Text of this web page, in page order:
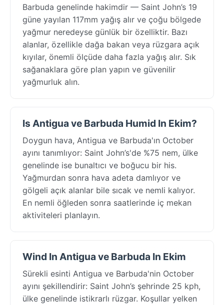
Barbuda genelinde hakimdir — Saint John’s 19
güne yayılan 117mm yağış alır ve çoğu bölgede
yağmur neredeyse günlük bir özelliktir. Bazı
alanlar, özellikle dağa bakan veya rüzgara açık
kıyılar, önemli ölçüde daha fazla yağış alır. Sık
sağanaklara göre plan yapın ve güvenilir
yağmurluk alın.
Is Antigua ve Barbuda Humid In Ekim?
Doygun hava, Antigua ve Barbuda'ın October
ayını tanımlıyor: Saint John’s'de %75 nem, ülke
genelinde ise bunaltıcı ve boğucu bir his.
Yağmurdan sonra hava adeta damlıyor ve
gölgeli açık alanlar bile sıcak ve nemli kalıyor.
En nemli öğleden sonra saatlerinde iç mekan
aktiviteleri planlayın.
Wind In Antigua ve Barbuda In Ekim
Sürekli esinti Antigua ve Barbuda'nin October
ayını şekillendirir: Saint John’s şehrinde 25 kph,
ülke genelinde istikrarlı rüzgar. Koşullar yelken